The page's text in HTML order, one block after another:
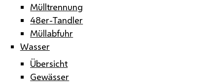
Mülltrennung
48er-Tandler
Müllabfuhr
Wasser
Übersicht
Gewässer